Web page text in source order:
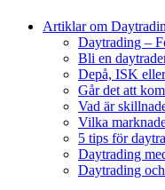
Artiklar om
Daytrading –
Bli en
Depå, ISK
Går det att
Vad är
Vilka
5 tips för
Daytrading
Daytrading